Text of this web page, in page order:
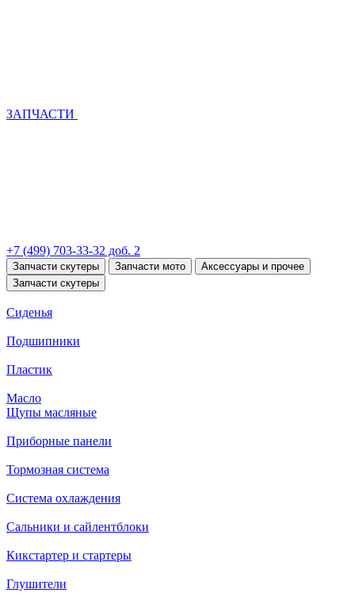
ЗАПЧАСТИ
+7 (499) 703-33-32 доб. 2
Запчасти скутеры Запчасти мото
Аксессуары и прочее
Запчасти скутеры
Сиденья
Подшипники
Пластик
Масло
Щупы масляные
Приборные панели
Тормозная система
Система охлаждения
Сальники и сайлентблоки
Кикстартер и стартеры
Глушители